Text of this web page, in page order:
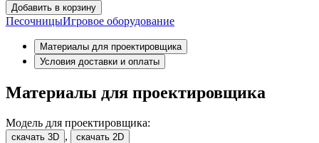
Добавить в корзину
ПесочницыИгровое оборудование
Материалы для проектировщика
Условия доставки и оплаты
Материалы для проектировщика
Модель для проектировщика:
скачать 3D , скачать 2D